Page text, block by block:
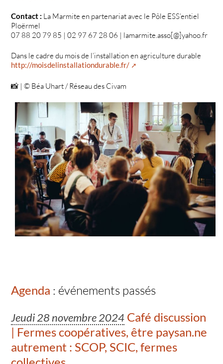
Contact : La Marmite en partenariat avec le Pôle ESS’entiel
Ploërmel
07 88 20 79 85 | 02 97 67 28 06 | lamarmite.asso[@]yahoo.fr
Dans le cadre du mois de l’installation en agriculture durable
http://moisdelinstallationdurable.fr/
📸 | © Béa Uhart / Réseau des Civam
Agenda : événements passés
Jeudi 28 novembre 2024 Café discussion
| Fermes coopératives, être paysan.ne
autrement : SCOP, SCIC, fermes